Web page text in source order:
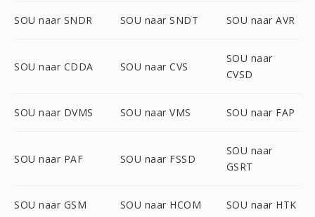
SOU naar SNDR SOU naar SNDT SOU naar AVR
SOU naar CDDA SOU naar CVS
SOU naar
CVSD
SOU naar DVMS SOU naar VMS SOU naar FAP
SOU naar PAF SOU naar FSSD
SOU naar
GSRT
SOU naar GSM SOU naar HCOM SOU naar HTK